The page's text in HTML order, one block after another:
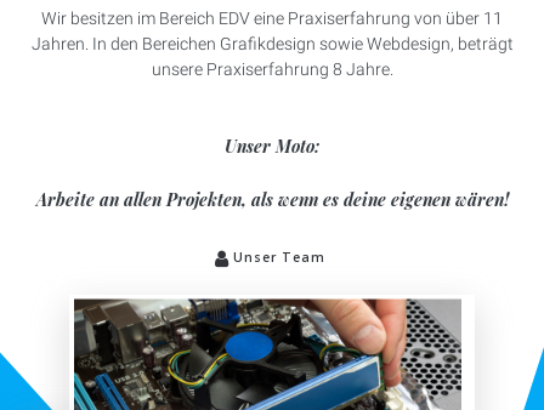
Wir besitzen im Bereich EDV eine Praxiserfahrung von über 11
Jahren. In den Bereichen Grafikdesign sowie Webdesign, beträgt
unsere Praxiserfahrung 8 Jahre.
Unser Moto:
Arbeite an allen Projekten, als wenn es deine eigenen wären!
Unser Team